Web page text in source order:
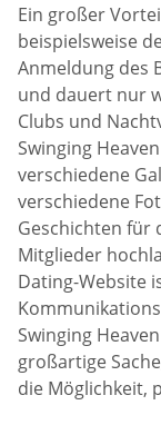
Ein großer
beispielsweise
Anmeldung des
und dauert nur
Clubs und
Swinging
verschiedene
verschiedene
Geschichten für
Mitglieder
Dating-Website
Swinging
großartige
die Möglichkeit,